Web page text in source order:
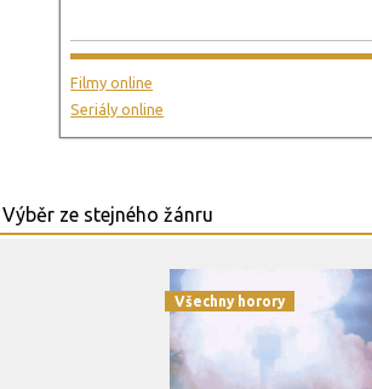
Filmy online
Seriály online
Všechny horory